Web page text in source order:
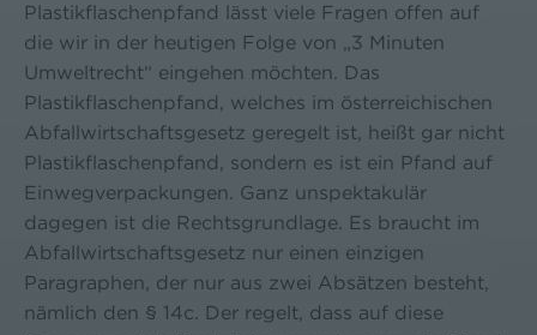
Plastikflaschenpfand lässt viele Fragen offen auf
die wir in der heutigen Folge von „3 Minuten
Umweltrecht“ eingehen möchten. Das
Plastikflaschenpfand, welches im österreichischen
Abfallwirtschaftsgesetz geregelt ist, heißt gar nicht
Plastikflaschenpfand, sondern es ist ein Pfand auf
Einwegverpackungen. Ganz unspektakulär
dagegen ist die Rechtsgrundlage. Es braucht im
Abfallwirtschaftsgesetz nur einen einzigen
Paragraphen, der nur aus zwei Absätzen besteht,
nämlich den § 14c. Der regelt, dass auf diese